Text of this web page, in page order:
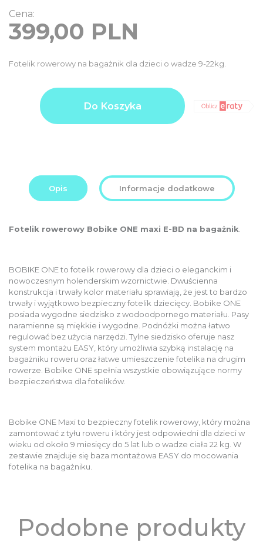
Cena:
399,00 PLN
Fotelik rowerowy na bagażnik dla dzieci o wadze 9-22kg.
Product
price
total:
PLN
Do Koszyka
Opis Informacje dodatkowe
Fotelik rowerowy Bobike ONE maxi E-BD na bagażnik
BOBIKE ONE to fotelik rowerowy dla dzieci o eleganckim i
nowoczesnym holenderskim wzornictwie. Dwuścienna
konstrukcja i trwały kolor materiału sprawiają, że jest to bardzo
trwały i wyjątkowo bezpieczny fotelik dziecięcy. Bobike ONE
posiada wygodne siedzisko z wodoodpornego materiału. Pasy
naramienne są miękkie i wygodne. Podnóżki można łatwo
regulować bez użycia narzędzi. Tylne siedzisko oferuje nasz
system montażu EASY, który umożliwia szybką instalację na
bagażniku roweru oraz łatwe umieszczenie fotelika na drugim
rowerze. Bobike ONE spełnia wszystkie obowiązujące normy
bezpieczeństwa dla fotelików.
Bobike ONE Maxi to bezpieczny fotelik rowerowy, który można
zamontować z tyłu roweru i który jest odpowiedni dla dzieci w
wieku od około 9 miesięcy do 5 lat lub o wadze ciała 22 kg. W
zestawie znajduje się baza montażowa EASY do mocowania
fotelika na bagażniku.
Podobne produkty